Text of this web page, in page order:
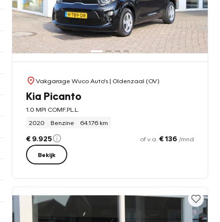
Vakgarage Wuco Auto's| Oldenzaal (OV)
Kia Picanto
1.0 MPI COMF.PL.L.
2020
Benzine 64.176 km
€ 9.925 of v.a. € 136 /mnd
Bekijk